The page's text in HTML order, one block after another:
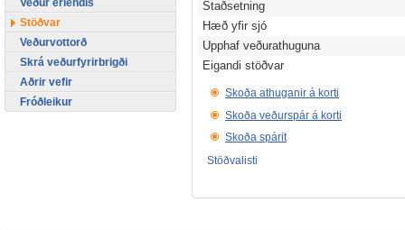
Staðsetning
Hæð yfir sjó
Upphaf veðurathuguna
Eigandi stöðvar
Skoða athuganir á korti
Skoða veðurspár á korti
Skoða spárit
Stöðvalisti
Stöðvar
Veðurvottorð
Skrá veðurfyrirbrigði
Aðrir vefir
Fróðleikur